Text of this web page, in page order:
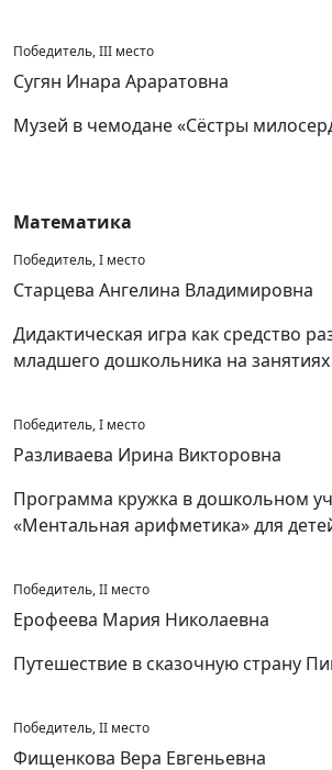
Победитель, III место
Сугян Инара Араратовна
Музей в чемодане «Сёстры
Математика
Победитель, I место
Старцева Ангелина Владимировна
Дидактическая игра как средство
младшего дошкольника на
Победитель, I место
Разливаева Ирина Викторовна
Программа кружка в дошкольном
«Ментальная арифметика» для
Победитель, II место
Ерофеева Мария Николаевна
Путешествие в сказочную страну
Победитель, II место
Фищенкова Вера Евгеньевна